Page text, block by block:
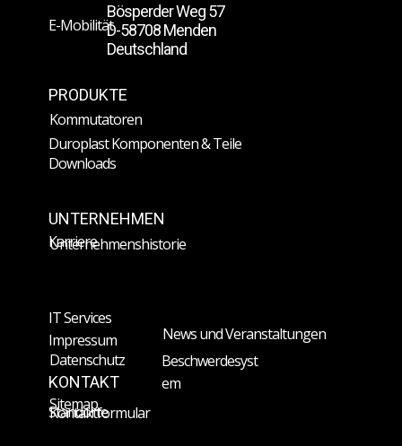
UNTERNEHMEN
KONTAKT
PRODUKTE
Unternehmenshistorie
Bösperder Weg 57
D-58708 Menden
Deutschland
Kommutatoren
Standorte
Karriere
Duroplast Komponenten & Teile
Kontaktformular
E-Mobilität
IT Services
News und Veranstaltungen
Impressum
Downloads
Datenschutz
Beschwerdesyst
em
Sitemap